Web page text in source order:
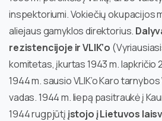
inspektoriumi. Vokiečių okupacijos
aliejaus gamyklos direktorius.
rezistencijoje ir VLIK‘o
komitetas, įkurtas 1943 m. lapkričio
1944 m. sausio VLIK’o Karo
vadas. 1944 m. liepą pasitraukė į
1944 rugpjūtį įstojo į Lietuvos